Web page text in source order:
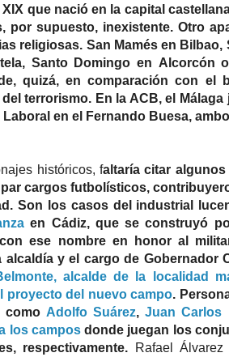
que nació en la capital
por supuesto, inexistente. Otro
religiosas. San Mamés en
Santo Domingo en Alcorcón
quizá, en comparación con el
terrorismo. En la ACB, el
Laboral en el Fernando Buesa,
históricos, faltaría citar
cargos futbolísticos,
Son los casos del industrial
en Cádiz, que se construyó
ese nombre en honor al
alcaldía y el cargo de Gobernador
alcalde de la localidad
proyecto del nuevo campo.
como Adolfo Suárez,Juan Carlos
los camposdonde juegan los
respectivamente. Rafael